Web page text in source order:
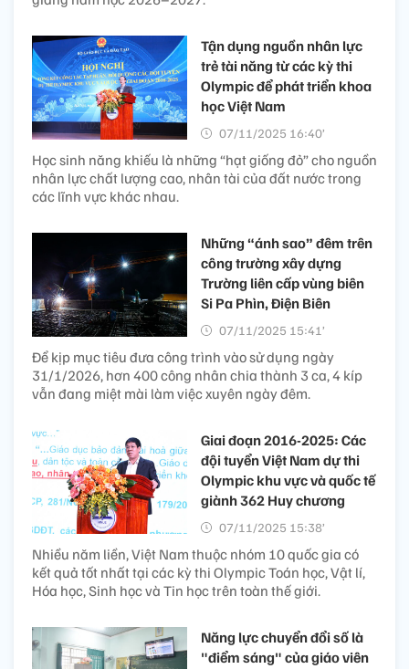
Tận dụng nguồn nhân lực
trẻ tài năng từ các kỳ thi
Olympic để phát triển khoa
học Việt Nam
07/11/2025 16:40’
Học sinh năng khiếu là những “hạt giống đỏ” cho nguồn
nhân lực chất lượng cao, nhân tài của đất nước trong
các lĩnh vực khác nhau.
Những “ánh sao” đêm trên
công trường xây dựng
Trường liên cấp vùng biên
Si Pa Phìn, Điện Biên
07/11/2025 15:41’
Để kịp mục tiêu đưa công trình vào sử dụng ngày
31/1/2026, hơn 400 công nhân chia thành 3 ca, 4 kíp
vẫn đang miệt mài làm việc xuyên ngày đêm.
Giai đoạn 2016-2025: Các
đội tuyển Việt Nam dự thi
Olympic khu vực và quốc tế
giành 362 Huy chương
07/11/2025 15:38’
Nhiều năm liền, Việt Nam thuộc nhóm 10 quốc gia có
kết quả tốt nhất tại các kỳ thi Olympic Toán học, Vật lí,
Hóa học, Sinh học và Tin học trên toàn thế giới.
Năng lực chuyển đổi số là
"điểm sáng" của giáo viên